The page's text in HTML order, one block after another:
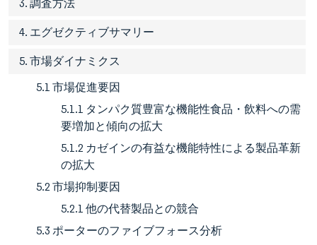
3. 調査方法
4. エグゼクティブサマリー
5. 市場ダイナミクス
5.1 市場促進要因
5.1.1 タンパク質豊富な機能性食品・飲料への需
要増加と傾向の拡大
5.1.2 カゼインの有益な機能特性による製品革新
の拡大
5.2 市場抑制要因
5.2.1 他の代替製品との競合
5.3 ポーターのファイブフォース分析